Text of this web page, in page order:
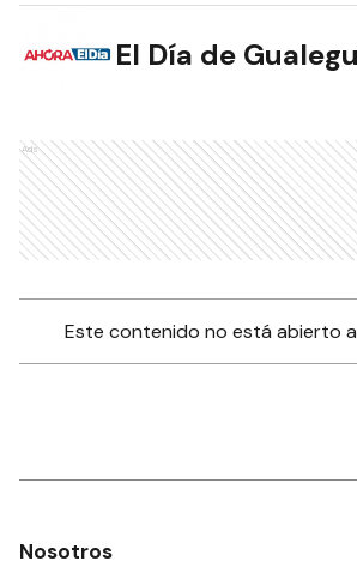
El Día de
Ads
Este contenido no está abierto
Nosotros